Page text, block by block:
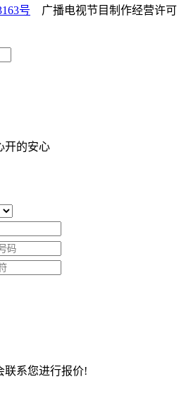
号 广播电视节目制作经营许可
开的安心
联系您进行报价!